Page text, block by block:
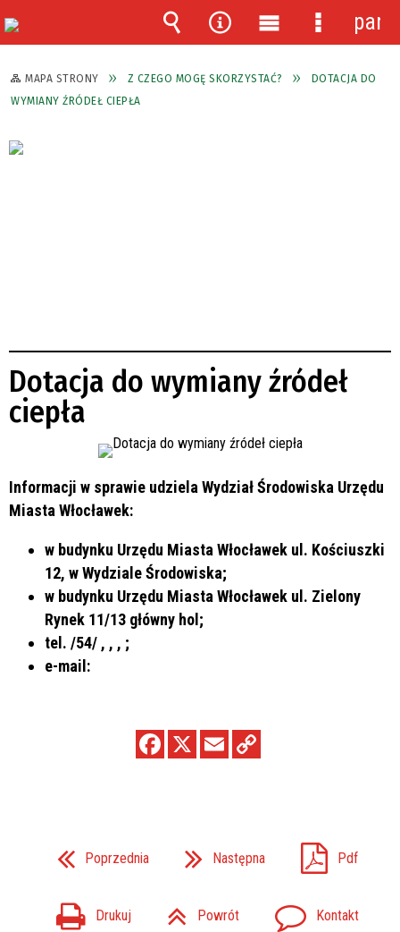
MAPA STRONY Z CZEGO MOGĘ SKORZYSTAĆ?
DOTACJA DO
WYMIANY ŹRÓDEŁ CIEPŁA
Dotacja do wymiany źródeł
ciepła
Informacji w sprawie udziela Wydział Środowiska Urzędu
Miasta Włocławek:
w budynku Urzędu Miasta Włocławek ul. Kościuszki
12, w Wydziale Środowiska;
w budynku Urzędu Miasta Włocławek ul. Zielony
Rynek 11/13 główny hol;
tel. /54/ , , , ;
e-mail:
Poprzednia Następna Pdf
Drukuj Powrót Kontakt
Wyszukiwarka
Narzędzia
Menu
główne
Menu